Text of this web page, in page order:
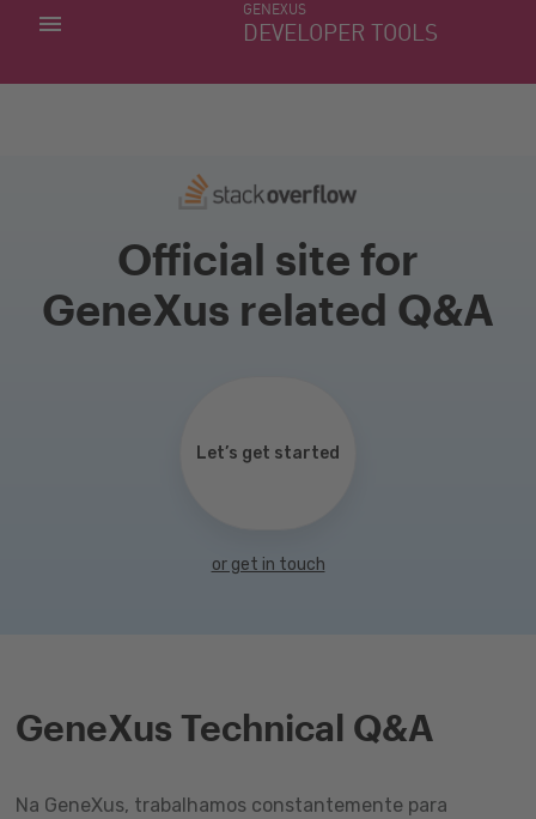
GENEXUS
DEVELOPER TOOLS
MINHAS APLICACÕES
Official site for
GeneXus related Q&A
Let’s get started
or get in touch
GeneXus Technical Q&A
Na GeneXus, trabalhamos constantemente para